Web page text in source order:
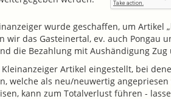
wurde geschaffen, um Artikel
wir das Gasteinertal, ev. auch Pongau
die Bezahlung mit Aushändigung
Artikel eingestellt, bei
welche als neu/neuwertig angepriesen
kann zum Totalverlust führen -